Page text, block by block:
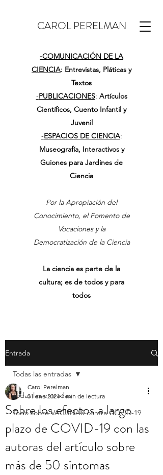
CAROL PERELMAN
-COMUNICACIÓN DE LA
CIENCIA: Entrevistas, Pláticas y
Textos
-PUBLICACIONES: Artículos
Científicos, Cuento Infantil y
Juvenil
-ESPACIOS DE CIENCIA:
Museografía, Interactivos y
Guiones para Jardines de
Ciencia
Por la Apropiación del
Conocimiento, el Fomento de
Vocaciones y la
Democratización de la Ciencia
La ciencia es parte de la
cultura; es de todos y para
todos
Entrada
Todas las entradas
Todo sobre VACUNAS contra COVID-19
Todas las entradas
Sobre los efectos a largo
plazo de COVID-19 con las
autoras del artículo sobre
más de 50 síntomas
Carol Perelman
31 ene 2021 1 min de lectura